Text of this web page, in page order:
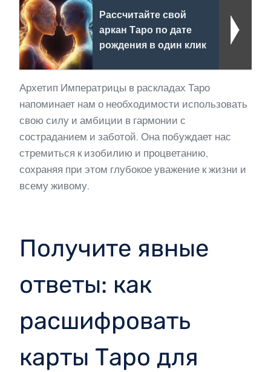
Рассчитайте свой
аркан Таро по дате
рождения в один клик
Архетип Императрицы в раскладах Таро
напоминает нам о необходимости использовать
свою силу и амбиции в гармонии с
состраданием и заботой. Она побуждает нас
стремиться к изобилию и процветанию,
сохраняя при этом глубокое уважение к жизни и
всему живому.
Получите явные
ответы: как
расшифровать
карты Таро для